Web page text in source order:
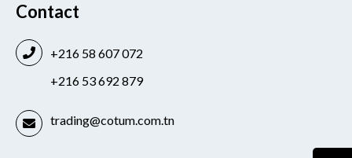
Contact
+216 58 607 072
+216 53 692 879
trading@cotum.com.tn